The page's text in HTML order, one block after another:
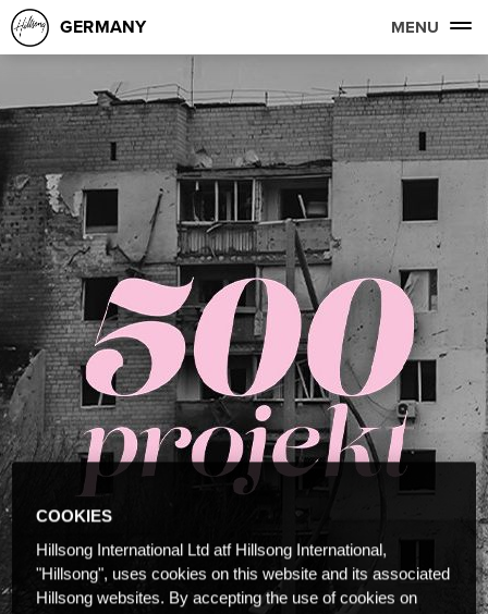
GERMANY MENU
COOKIES
Hillsong International Ltd atf Hillsong International,
"Hillsong", uses cookies on this website and its associated
Hillsong websites. By accepting the use of cookies on